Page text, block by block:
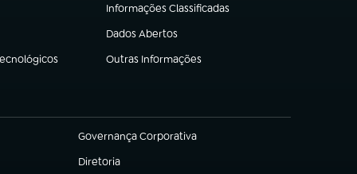
Informações Classificadas
(abre em nova aba)
Dados Abertos
(abre em nova aba)
Outras Informações
(abre em nova aba)
Governança Corporativa
(abre em nova aba)
Diretoria
(abre em nova aba)